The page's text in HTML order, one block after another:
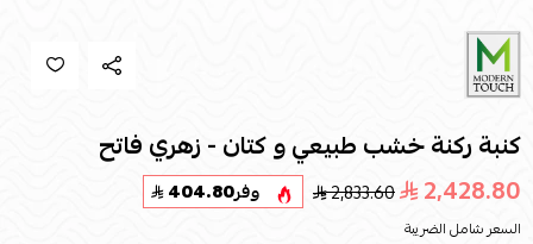
كنبة ركنة خشب طبيعي و كتان - زهري فاتح
2,428.80
2,833.60 وفر404.80
السعر شامل الضريبة